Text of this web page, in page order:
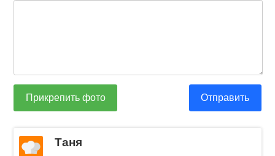
Прикрепить фото Отправить
Таня